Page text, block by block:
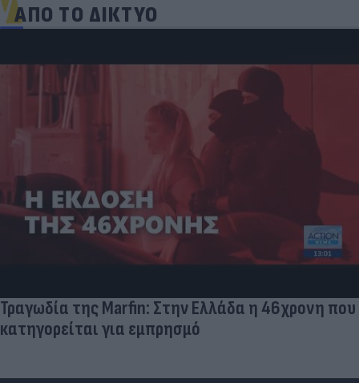
ΑΠΟ ΤΟ ΔΙΚΤΥΟ
Τραγωδία της Marfin: Στην Ελλάδα η 46χρονη που
κατηγορείται για εμπρησμό